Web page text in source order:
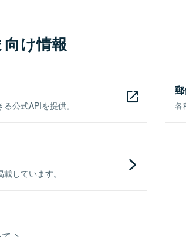
け情報
公式APIを提供。 各
しています。